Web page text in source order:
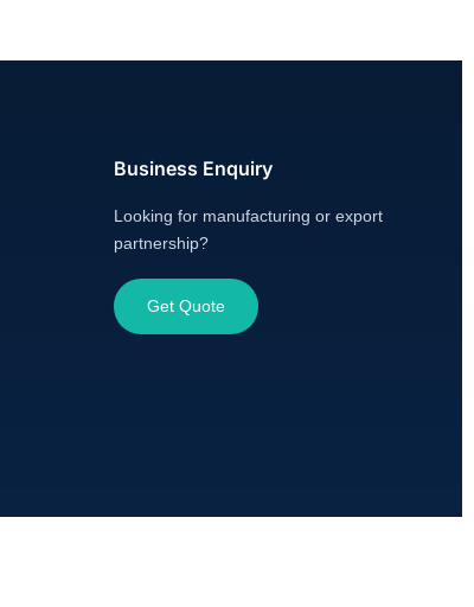
Business Enquiry
Looking for manufacturing or export
partnership?
Get Quote